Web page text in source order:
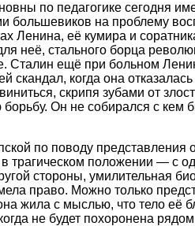
по педагогике сегодня
большевиков на проблему
Ленина, её кумира и
неё, стального борца
ещё при больном
скандал, когда она
скрипя зубами от
Он не собирался с кем
по поводу представления
трагическом положении — с
стороны, умилительная
право. Можно только
жила с мыслью, что тело её
не будет похоронена